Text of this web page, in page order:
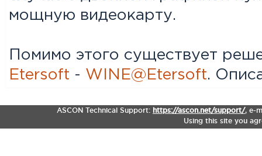
мощную видеокарту.
Помимо этого существует
Etersoft - WINE@Etersoft.
ASCON Technical Support: https://ascon.net/support/, e-
Using this site you